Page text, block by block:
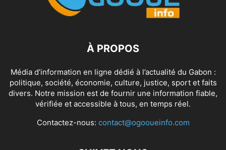
À PROPOS
Média d’information en ligne dédié à l’actualité du Gabon :
politique, société, économie, culture, justice, sport et faits
divers. Notre mission est de fournir une information fiable,
vérifiée et accessible à tous, en temps réel.
Contactez-nous: contact@ogooueinfo.com